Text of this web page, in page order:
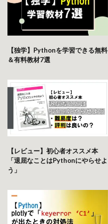
【独学】Pythonを学習できる無料
＆有料教材7選
【レビュー】初心者オススメ本
「退屈なことはPythonにやらせよ
う」